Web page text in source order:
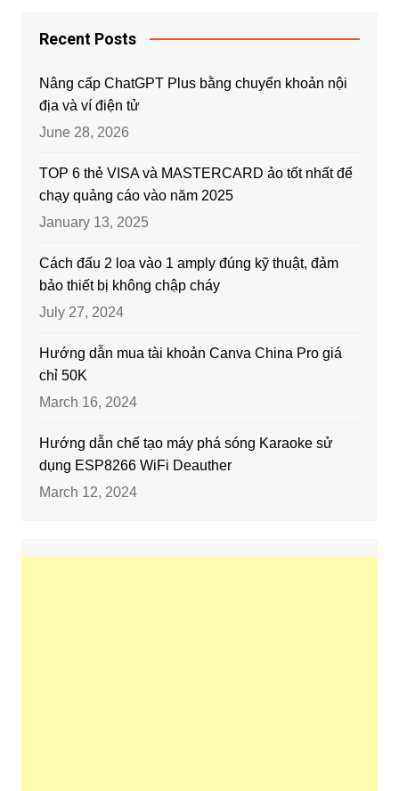
Recent Posts
Nâng cấp ChatGPT Plus bằng chuyển khoản nội
địa và ví điện tử
June 28, 2026
TOP 6 thẻ VISA và MASTERCARD ảo tốt nhất để
chạy quảng cáo vào năm 2025
January 13, 2025
Cách đấu 2 loa vào 1 amply đúng kỹ thuật, đảm
bảo thiết bị không chập cháy
July 27, 2024
Hướng dẫn mua tài khoản Canva China Pro giá
chỉ 50K
March 16, 2024
Hướng dẫn chế tạo máy phá sóng Karaoke sử
dụng ESP8266 WiFi Deauther
March 12, 2024